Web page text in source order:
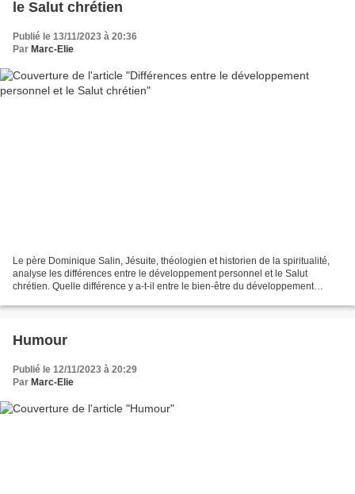
le Salut chrétien
Publié le 13/11/2023 à 20:36
Par Marc-Elie
Le père Dominique Salin, Jésuite, théologien et historien de la spiritualité,
analyse les différences entre le développement personnel et le Salut
chrétien. Quelle différence y a-t-il entre le bien-être du développement
Humour
Publié le 12/11/2023 à 20:29
Par Marc-Elie